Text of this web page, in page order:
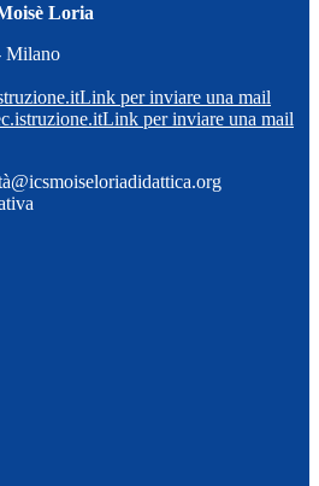
Loria
Milano
Link per inviare una mail
Link per inviare una mail